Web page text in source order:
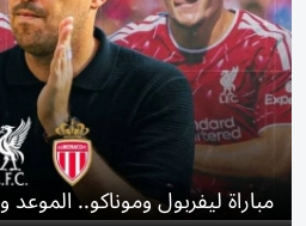
مباراة ليفربول وموناكو.. الموعد